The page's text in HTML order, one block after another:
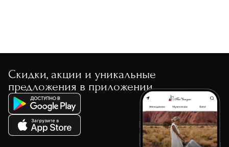
Скидки, акции и уникальные
предложения в приложении